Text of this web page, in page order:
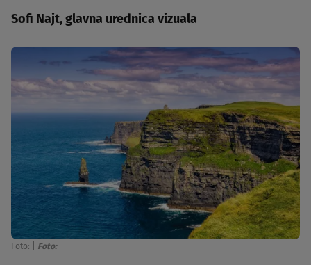
Sofi Najt, glavna urednica vizuala
Foto: Foto: